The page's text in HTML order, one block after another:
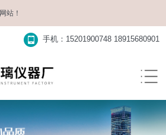
网站！
手机：15201900748 18915680901